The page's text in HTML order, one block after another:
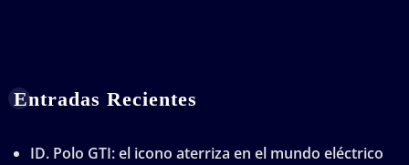
Entradas Recientes
ID. Polo GTI: el icono aterriza en el mundo eléctrico